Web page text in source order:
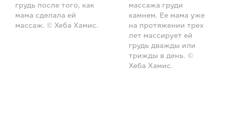
грудь после того, как
мама сделала ей
массаж. © Хеба Хамис.
массажа груди
камнем. Ее мама уже
на протяжении трех
лет массирует ей
грудь дважды или
трижды в день. ©
Хеба Хамис.